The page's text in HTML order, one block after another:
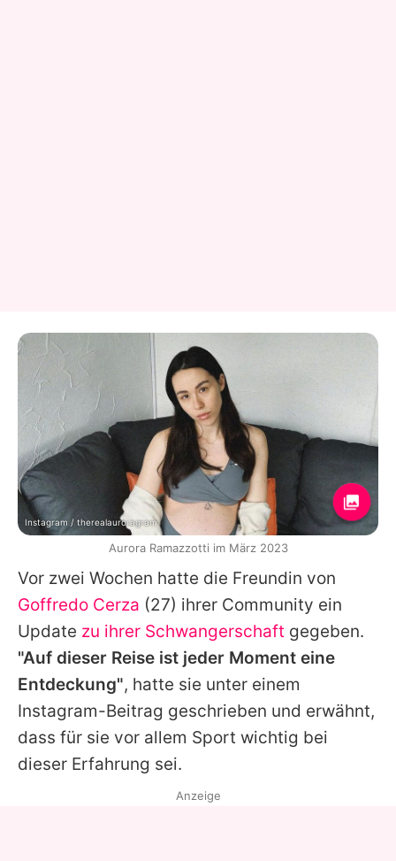
Vor zwei Wochen hatte die Freundin von
Goffredo Cerza (27) ihrer Community ein
Update zu ihrer Schwangerschaft gegeben.
"Auf dieser Reise ist jeder Moment eine
Entdeckung", hatte sie unter einem
Instagram-Beitrag geschrieben und erwähnt,
dass für sie vor allem Sport wichtig bei
dieser Erfahrung sei.
Instagram / therealauroragram
Aurora Ramazzotti im März 2023
Anzeige